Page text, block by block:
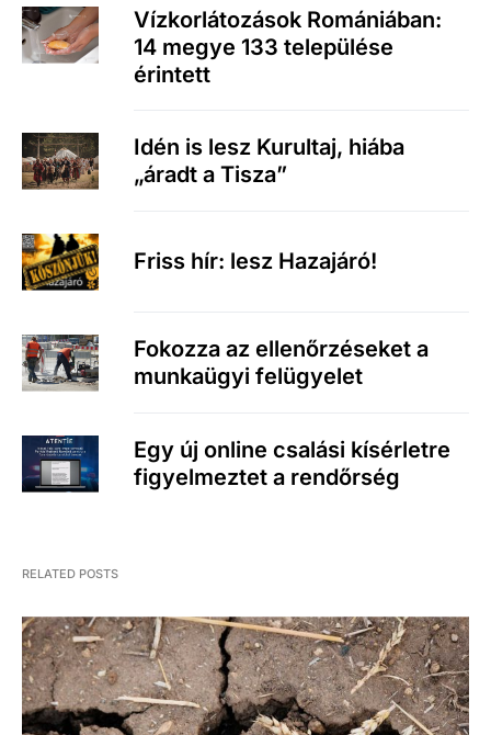
Vízkorlátozások Romániában:
14 megye 133 települése
érintett
Idén is lesz Kurultaj, hiába
„áradt a Tisza”
Friss hír: lesz Hazajáró!
Fokozza az ellenőrzéseket a
munkaügyi felügyelet
Egy új online csalási kísérletre
figyelmeztet a rendőrség
RELATED POSTS